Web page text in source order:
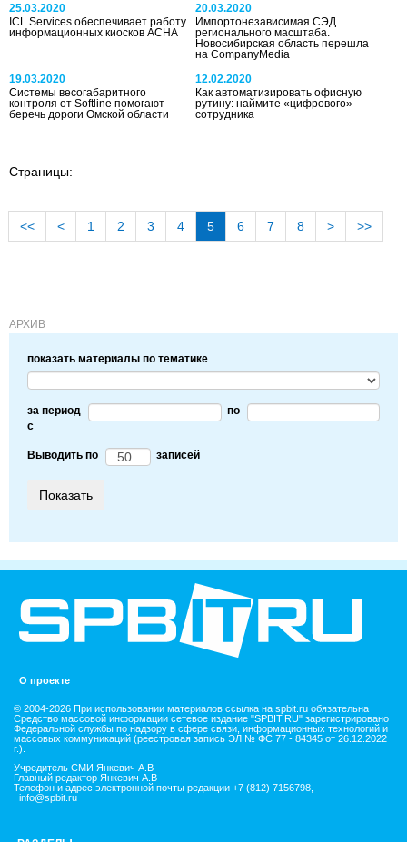
25.03.2020
ICL Services обеспечивает работу
информационных киосков АСНА
20.03.2020
Импортонезависимая СЭД
регионального масштаба.
Новосибирская область перешла
на CompanyMedia
19.03.2020
Системы весогабаритного
контроля от Softline помогают
беречь дороги Омской области
12.02.2020
Как автоматизировать офисную
рутину: наймите «цифрового»
сотрудника
Страницы:
<< < 1 2 3 4 5 6 7 8 > >>
АРХИВ
показать материалы по тематике
за период
c
по
Выводить по записей
О проекте
© 2004-2026 При использовании материалов ссылка на spbit.ru обязательна
Средство массовой информации сетевое издание "SPBIT.RU" зарегистрировано
Федеральной службы по надзору в сфере связи, информационных технологий и
массовых коммуникаций (реестровая запись ЭЛ № ФС 77 - 84345 от 26.12.2022
г.).
Учредитель СМИ Янкевич А.В
Главный редактор Янкевич А.В
Телефон и адрес электронной почты редакции +7 (812) 7156798,
info@spbit.ru